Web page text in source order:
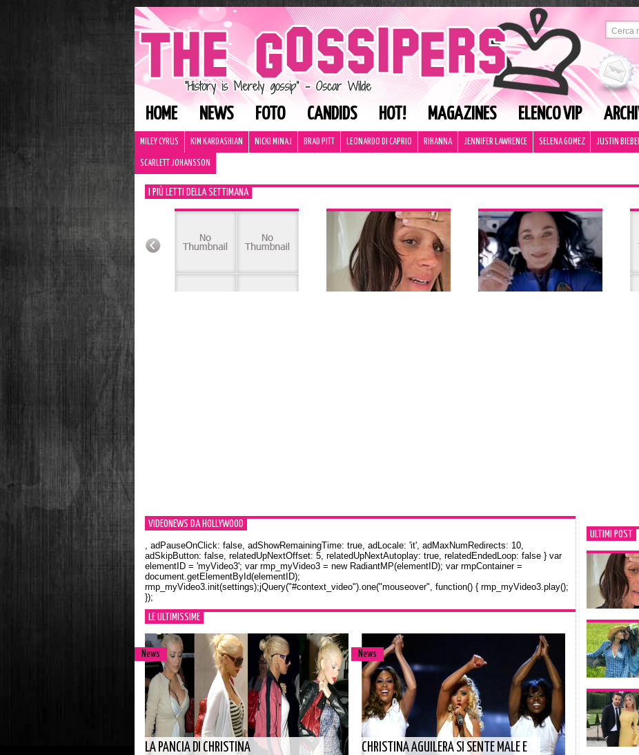
HOME NEWS FOTO CANDIDS HOT! MAGAZINES ELENCO VIP
MILEY CYRUS KIM KARDASHIAN NICKI MINAJ BRAD PITT LEONARDO DI CAPRIO RIHANNA JENNIFER LAWRENCE SELENA GOMEZ JUSTIN
SCARLETT JOHANSSON
I PIÙ LETTI DELLA SETTIMANA
VIDEONEWS DA HOLLYWOOD
, adPauseOnClick: false, adShowRemainingTime: true, adLocale: 'it', adMaxNumRedirects: 10,
adSkipButton: false, relatedUpNextOffset: 5, relatedUpNextAutoplay: true, relatedEndedLoop: false } var
elementID = 'myVideo3'; var rmp_myVideo3 = new RadiantMP(elementID); var rmpContainer =
document.getElementById(elementID);
rmp_myVideo3.init(settings);jQuery("#context_video").one("mouseover", function() { rmp_myVideo3.play();
});
LE ULTIMISSIME
News
LA PANCIA DI CHRISTINA
News
CHRISTINA AGUILERA SI SENTE MALE E
ULTIMI POST